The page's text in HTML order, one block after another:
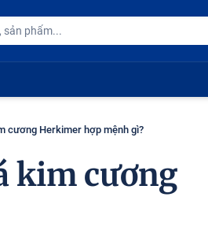
cương Herkimer hợp mệnh gì?
kim cương